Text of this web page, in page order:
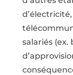
salariés (ex.